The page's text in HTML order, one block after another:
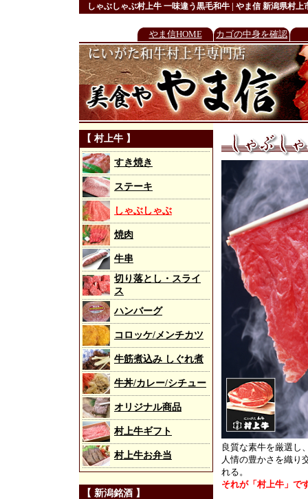
しゃぶしゃぶ村上牛 一味違う黒毛和牛 | やま信 新潟県村上
やま信HOME カゴの中身を確認
【 村上牛 】
すき焼き
ステーキ
しゃぶしゃぶ
焼肉
牛串
切り落とし・スライ
ス
ハンバーグ
コロッケ/メンチカツ
牛筋煮込み しぐれ煮
牛丼/カレー/シチュー
オリジナル商品
村上牛ギフト
村上牛お弁当
【 新潟銘酒 】
良質な素牛を厳選し
人情の豊かさを織り
れる。
それが「村上牛」で